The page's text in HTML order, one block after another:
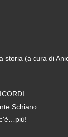
storia (a cura di
Schiano